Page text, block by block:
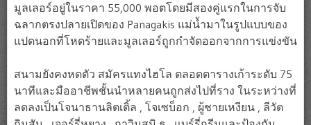
มูลเลอร์อยู่ในราคา 55,000 พอตโดยมีสองคู่แรกในการจับ
ฉลากตรงปลายเปิดของ Panagakis แม่น้ำมาในรูปแบบของ
แปดนอกที่โหดร้ายและมูลเลอร์ถูกกำจัดออกจากการแข่งขัน
สนามยังคงหดตัว สมัครแทงไฮโล ตลอดตารางเก้าระดับ 75
นาทีและมืออาชีพชั้นนำหลายคนถูกส่งไปที่ราง ในระหว่างที่
ลดลงเป็นโจนาธานลิตเติ้ล , โจเซบ็อก , ผู้ชายเหงียน , ลีวัต